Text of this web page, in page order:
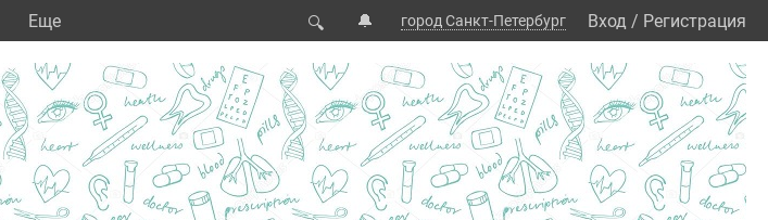
Eще 🔍 🔔 город Санкт-Петербург Вход / Регистрация